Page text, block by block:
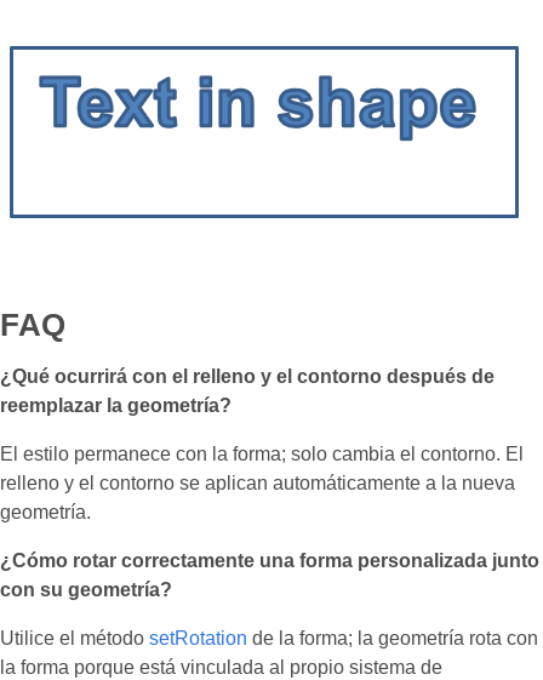
FAQ
¿Qué ocurrirá con el relleno y el contorno después de
reemplazar la geometría?
El estilo permanece con la forma; solo cambia el contorno. El
relleno y el contorno se aplican automáticamente a la nueva
geometría.
¿Cómo rotar correctamente una forma personalizada junto
con su geometría?
Utilice el método setRotation de la forma; la geometría rota con
la forma porque está vinculada al propio sistema de